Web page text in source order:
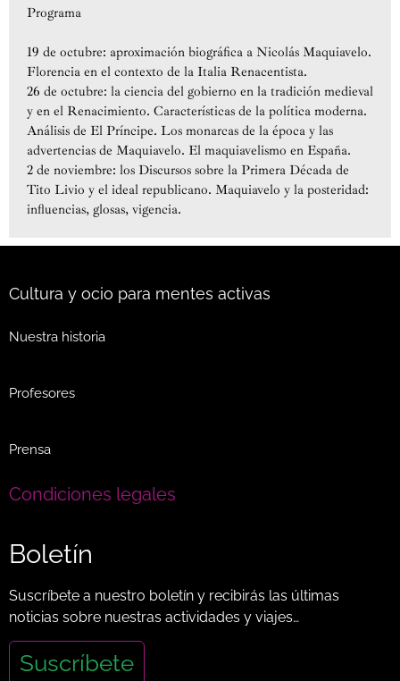
Programa
19 de octubre: aproximación biográfica a Nicolás Maquiavelo.
Florencia en el contexto de la Italia Renacentista.
26 de octubre: la ciencia del gobierno en la tradición medieval
y en el Renacimiento. Características de la política moderna.
Análisis de El Príncipe. Los monarcas de la época y las
advertencias de Maquiavelo. El maquiavelismo en España.
2 de noviembre: los Discursos sobre la Primera Década de
Tito Livio y el ideal republicano. Maquiavelo y la posteridad:
influencias, glosas, vigencia.
Cultura y ocio para mentes activas
Nuestra historia
Profesores
Prensa
Condiciones legales
Boletín
Suscríbete a nuestro boletín y recibirás las últimas
noticias sobre nuestras actividades y viajes…
Suscríbete